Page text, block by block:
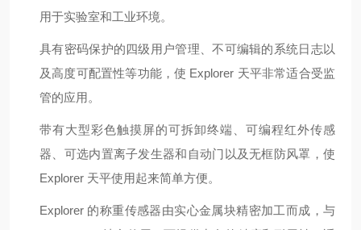
用于实验室和工业环境。
具有密码保护的四级用户管理、不可编辑的系统日志以
及高度可配置性等功能，使 Explorer 天平非常适合受监
管的应用。
带有大型彩色触摸屏的可拆卸终端、可编程红外传感
器、可选内置离子发生器和自动门以及无框防风罩，使
Explorer 天平使用起来简单方便。
Explorer 的称重传感器由实心金属块精密加工而成，与